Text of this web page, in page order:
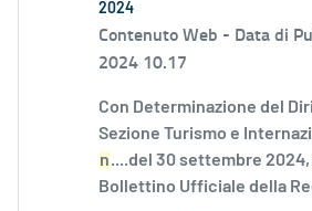
2024
Contenuto Web - Data di
2024 10.17
Con Determinazione del
Sezione Turismo e
n....del 30 settembre
Bollettino Ufficiale della